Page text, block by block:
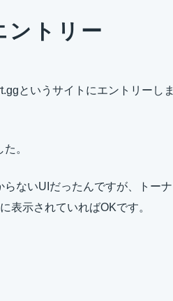
トリー
というサイトにエントリーしま
。
ないUIだったんですが、トーナ
表示されていればOKです。